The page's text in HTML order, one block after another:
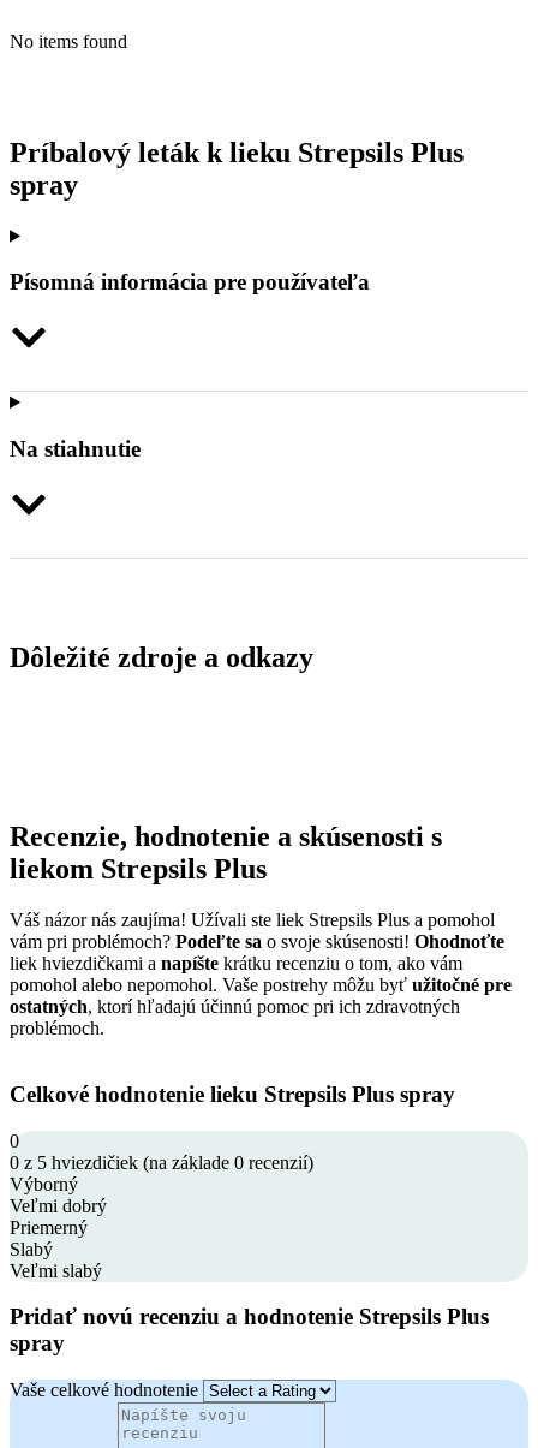
No items found
Príbalový leták k lieku Strepsils Plus
spray
Písomná informácia pre používateľa
Na stiahnutie
Dôležité zdroje a odkazy
Recenzie, hodnotenie a skúsenosti s
liekom Strepsils Plus
Váš názor nás zaujíma! Užívali ste liek Strepsils Plus a pomohol
vám pri problémoch? Podeľte sa o svoje skúsenosti! Ohodnoťte
liek hviezdičkami a napíšte krátku recenziu o tom, ako vám
pomohol alebo nepomohol. Vaše postrehy môžu byť užitočné pre
ostatných, ktorí hľadajú účinnú pomoc pri ich zdravotných
problémoch.
Celkové hodnotenie lieku Strepsils Plus spray
0
0 z 5 hviezdičiek (na základe 0 recenzií)
Výborný
Veľmi dobrý
Priemerný
Slabý
Veľmi slabý
Pridať novú recenziu a hodnotenie Strepsils Plus
spray
Vaše celkové hodnotenie